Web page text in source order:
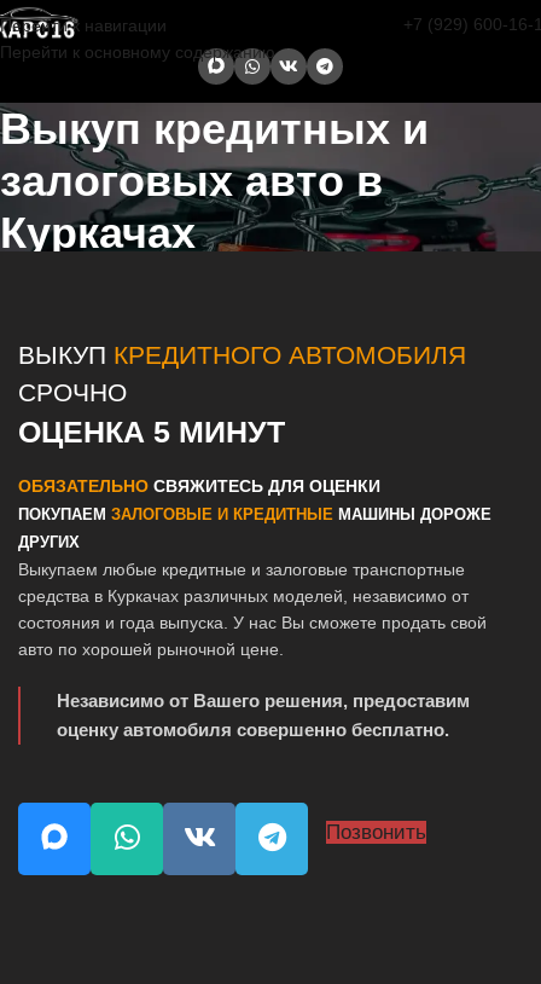
Перейти к навигации
Перейти к основному содержанию
+7 (929) 600-16-
Выкуп кредитных и
залоговых авто в
Куркачах
ВЫКУП КРЕДИТНОГО АВТОМОБИЛЯ
СРОЧНО
ОЦЕНКА 5 МИНУТ
ОБЯЗАТЕЛЬНО СВЯЖИТЕСЬ ДЛЯ ОЦЕНКИ
ПОКУПАЕМ ЗАЛОГОВЫЕ И КРЕДИТНЫЕ МАШИНЫ ДОРОЖЕ
ДРУГИХ
Выкупаем любые кредитные и залоговые транспортные
средства в Куркачах различных моделей, независимо от
состояния и года выпуска. У нас Вы сможете продать свой
авто по хорошей рыночной цене.
Независимо от Вашего решения, предоставим
оценку автомобиля совершенно бесплатно.
Позвонить